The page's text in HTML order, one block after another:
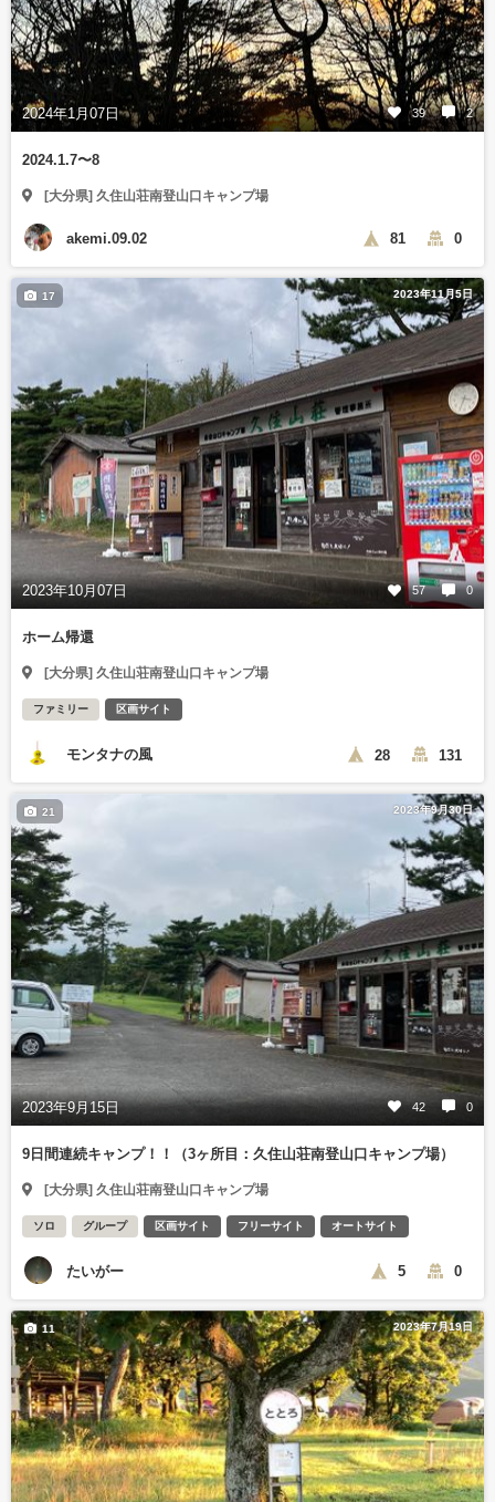
2024年1月07日 39 2
2024.1.7〜8
[大分県] 久住山荘南登山口キャンプ場
akemi.09.02 81 0
2023年11月5日
2023年10月07日 57 0
17
ホーム帰還
[大分県] 久住山荘南登山口キャンプ場
ファミリー 区画サイト
モンタナの風 28 131
2023年9月30日
2023年9月15日 42 0
21
9日間連続キャンプ！！（3ヶ所目：久住山荘南登山口キャンプ場）
[大分県] 久住山荘南登山口キャンプ場
ソロ グループ 区画サイト フリーサイト オートサイト
たいがー 5 0
2023年7月19日
11